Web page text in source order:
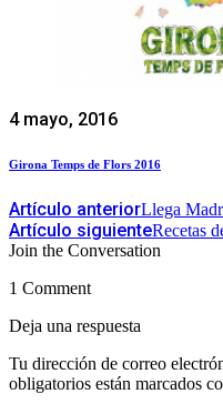
4 mayo, 2016
Girona Temps de Flors 2016
Artículo anteriorLlega
Artículo siguienteRecetas
Join the Conversation
1 Comment
Deja una respuesta
Tu dirección de correo
obligatorios están marcados